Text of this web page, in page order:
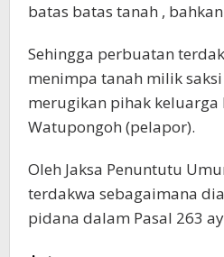
batas batas tanah ,
Sehingga perbuatan
menimpa tanah milik
merugikan pihak keluarga
Watupongoh (pelapor).
Oleh Jaksa Penuntutu
terdakwa sebagaimana
pidana dalam Pasal 263